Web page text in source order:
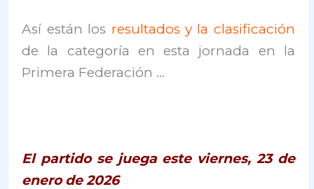
Así están los resultados y la clasificación
de la categoría en esta jornada en la
Primera Federación …
El partido se juega este viernes, 23 de
enero de 2026